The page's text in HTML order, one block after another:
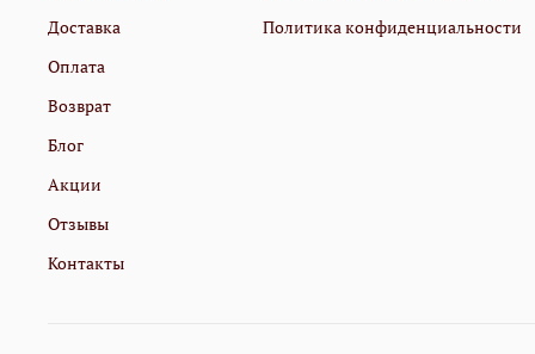
Доставка
Оплата
Возврат
Блог
Акции
Отзывы
Контакты
Политика конфиденциальности